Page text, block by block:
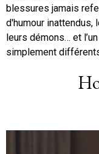
blessures jamais
d'humour
leurs démons… et
simplement